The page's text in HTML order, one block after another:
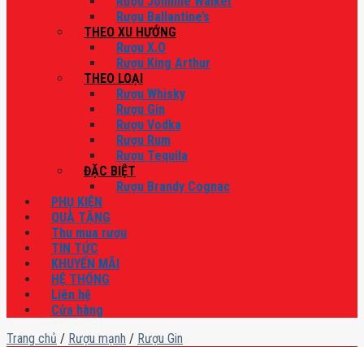
Rượu Ballantine’s
THEO XU HƯỚNG
Rượu X.O
Rượu King Arthur
THEO LOẠI
Rượu Whisky
Rượu Gin
Rượu Vodka
Rượu Rum
Rượu Tequila
ĐẶC BIỆT
Rượu Brandy Cognac
PHỤ KIỆN
QUÀ TẶNG
Thu mua rượu
TIN TỨC
KHUYẾN MÃI
HỆ THỐNG
Liên hệ
Cửa hàng
Trang chủ / Rượu mạnh / Rượu Gin